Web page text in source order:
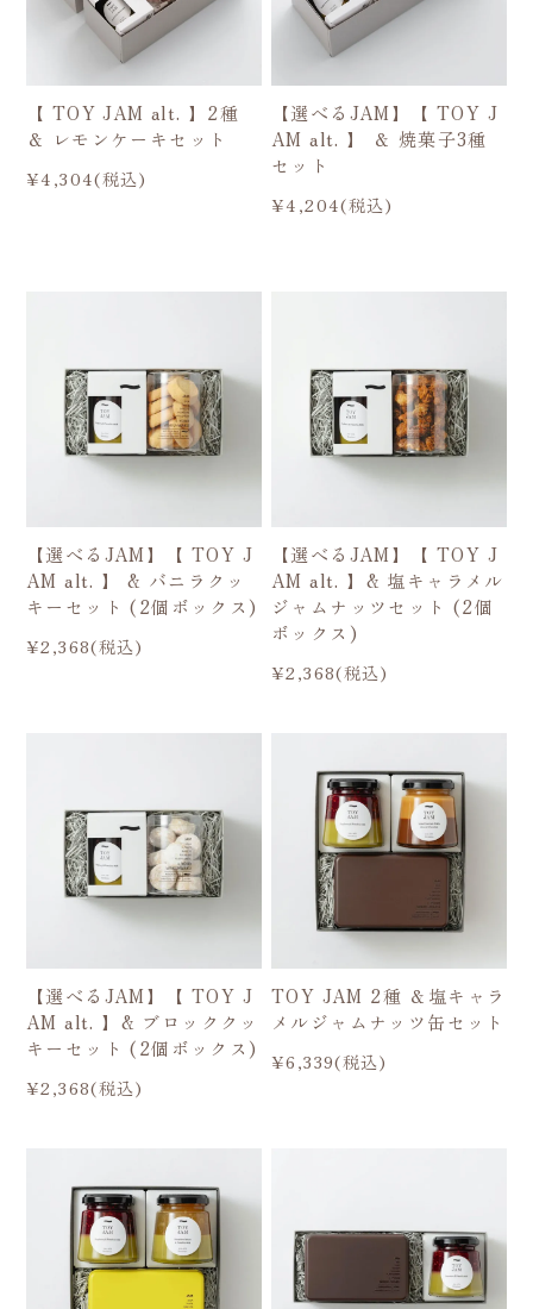
【 TOY JAM alt. 】2種
＆ レモンケーキセット
¥4,304(税込)
【選べるJAM】【 TOY J
AM alt. 】 ＆ 焼菓子3種
セット
¥4,204(税込)
【選べるJAM】【 TOY J
AM alt. 】 & バニラクッ
キーセット (2個ボックス)
¥2,368(税込)
【選べるJAM】【 TOY J
AM alt. 】& 塩キャラメル
ジャムナッツセット (2個
ボックス)
¥2,368(税込)
【選べるJAM】【 TOY J
AM alt. 】& ブロッククッ
キーセット (2個ボックス)
¥2,368(税込)
TOY JAM 2種 ＆塩キャラ
メルジャムナッツ缶セット
¥6,339(税込)